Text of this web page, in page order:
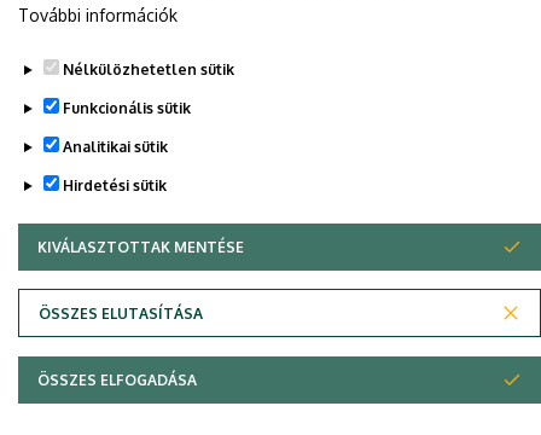
Szerzői jog © 2026 Unideb
További információk
Nélkülözhetetlen sütik
Funkcionális sütik
Analitikai sütik
Hirdetési sütik
KIVÁLASZTOTTAK MENTÉSE
ÖSSZES ELUTASÍTÁSA
WITHDRAW CONSENT
ÖSSZES ELFOGADÁSA